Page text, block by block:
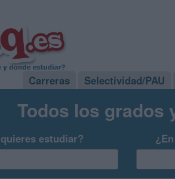
Carreras Selectividad/PAU
Todos los grados
estudiar?